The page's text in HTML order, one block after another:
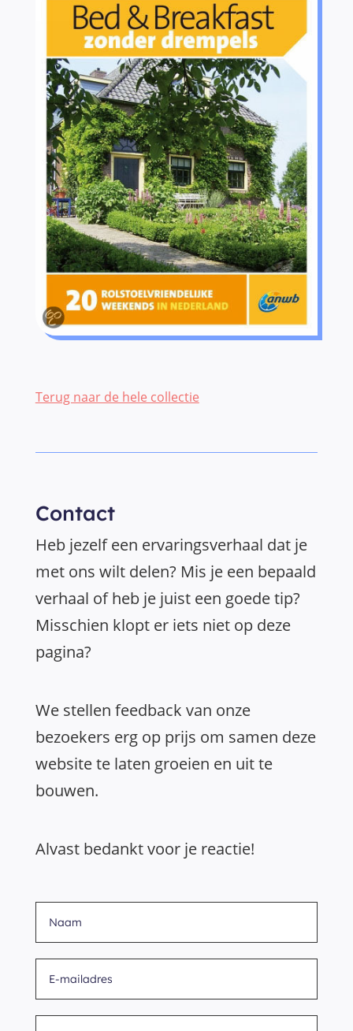
Terug naar de hele collectie
Contact
Heb jezelf een ervaringsverhaal dat je
met ons wilt delen? Mis je een bepaald
verhaal of heb je juist een goede tip?
Misschien klopt er iets niet op deze
pagina?
We stellen feedback van onze
bezoekers erg op prijs om samen deze
website te laten groeien en uit te
bouwen.
Alvast bedankt voor je reactie!